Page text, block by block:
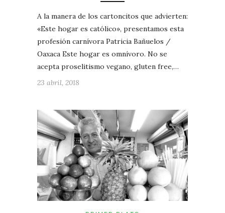
A la manera de los cartoncitos que advierten:
«Este hogar es católico», presentamos esta
profesión carnívora Patricia Bañuelos /
Oaxaca Este hogar es omnívoro. No se
acepta proselitismo vegano, gluten free,…
23 abril, 2018